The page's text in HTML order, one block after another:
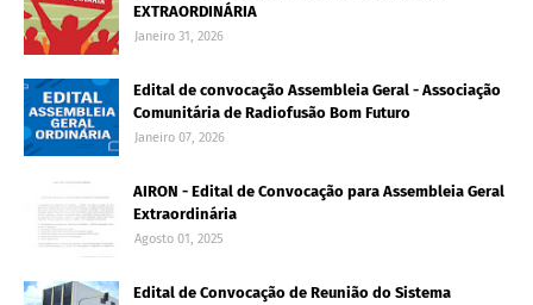
EXTRAORDINÁRIA
Janeiro 31, 2026
Edital de convocação Assembleia Geral - Associação
Comunitária de Radiofusão Bom Futuro
Janeiro 07, 2026
AIRON - Edital de Convocação para Assembleia Geral
Extraordinária
Agosto 01, 2025
Edital de Convocação de Reunião do Sistema